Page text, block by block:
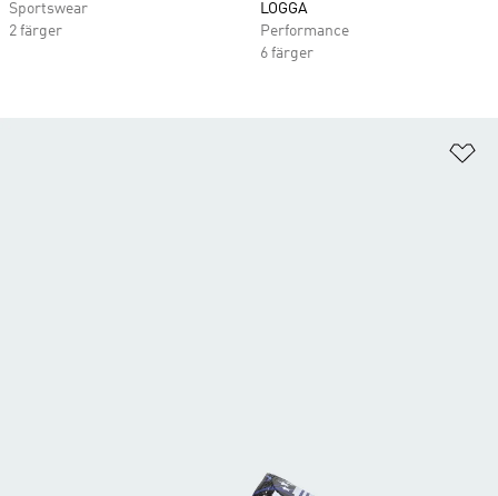
Sportswear
2 färger
LOGGA
Performance
6 färger